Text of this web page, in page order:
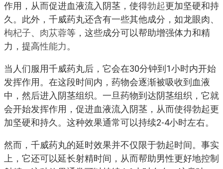
作用，从而促进血液流入阴茎，使得勃起更加坚硬和持
久。此外，千威药丸还含有一些其他成分，如龙眼肉、
枸杞子、 肉苁蓉等，这些成分可以帮助增强体力和精
力，提高性能力。
当人们服用千威药丸后，它会在30分钟到1小时内开始
发挥作用。在这段时间内，药物会逐渐被吸收到血液
中，然后进入阴茎组织。一旦药物到达阴茎组织，它就
会开始发挥作用，促进血液流入阴茎，从而使得勃起更
加坚硬和持久。这种效果通常可以持续2-4小时左右。
然而，千威药丸的延时效果并不仅限于勃起时间。事实
上，它还可以延长射精时间，从而帮助男性更好地控制